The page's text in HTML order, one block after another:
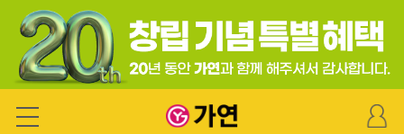
가연 결혼정보회사
마
이